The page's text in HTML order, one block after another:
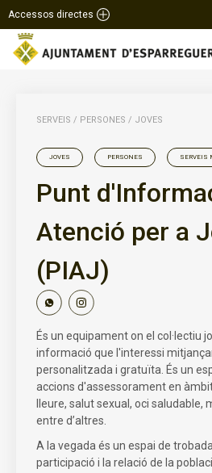
Accessos directes
SERVEIS / PERSONES / JOVES
JOVES PERSONES SERVEIS
Punt
Atenció per a
(PIAJ)
És un equipament on el col·lectiu
informació que l'interessi
personalitzada i gratuïta. És un
accions d'assessorament en
lleure, salut sexual, oci saludable,
entre d’altres.
A la vegada és un espai de
participació i la relació de la